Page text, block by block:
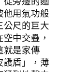
他用氣功般
公尺的巨大
中交疊，
就是家傳
護盾」，薄